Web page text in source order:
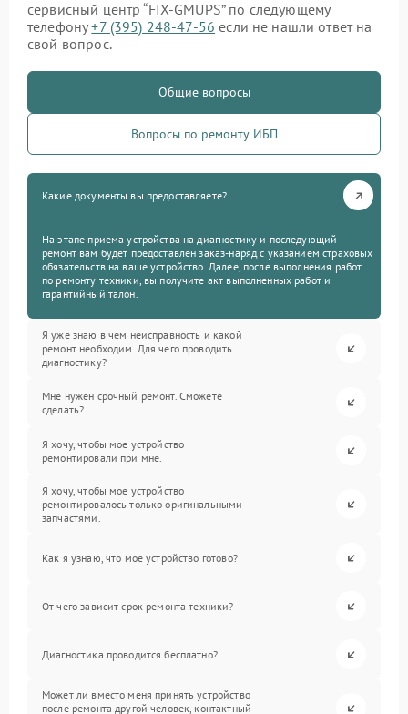
сервисный центр “FIX-GMUPS” по следующему
телефону+7 (395) 248-47-56 если не нашли ответ на
свой вопрос.
Общие вопросы
Вопросы по ремонту ИБП
Какие документы вы предоставляете?
На этапе приема устройства на диагностику и последующий
ремонт вам будет предоставлен заказ-наряд с указанием страховых
обязательств на ваше устройство. Далее, после выполнения работ
по ремонту техники, вы получите акт выполненных работ и
гарантийный талон.
Я уже знаю в чем неисправность и какой
ремонт необходим. Для чего проводить
диагностику?
Мне нужен срочный ремонт. Сможете
сделать?
Я хочу, чтобы мое устройство
ремонтировали при мне.
Я хочу, чтобы мое устройство
ремонтировалось только оригинальными
запчастями.
Как я узнаю, что мое устройство готово?
От чего зависит срок ремонта техники?
Диагностика проводится бесплатно?
Может ли вместо меня принять устройство
после ремонта другой человек, контактный